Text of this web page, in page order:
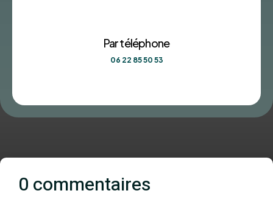
Par téléphone
06 22 85 50 53
0 commentaires